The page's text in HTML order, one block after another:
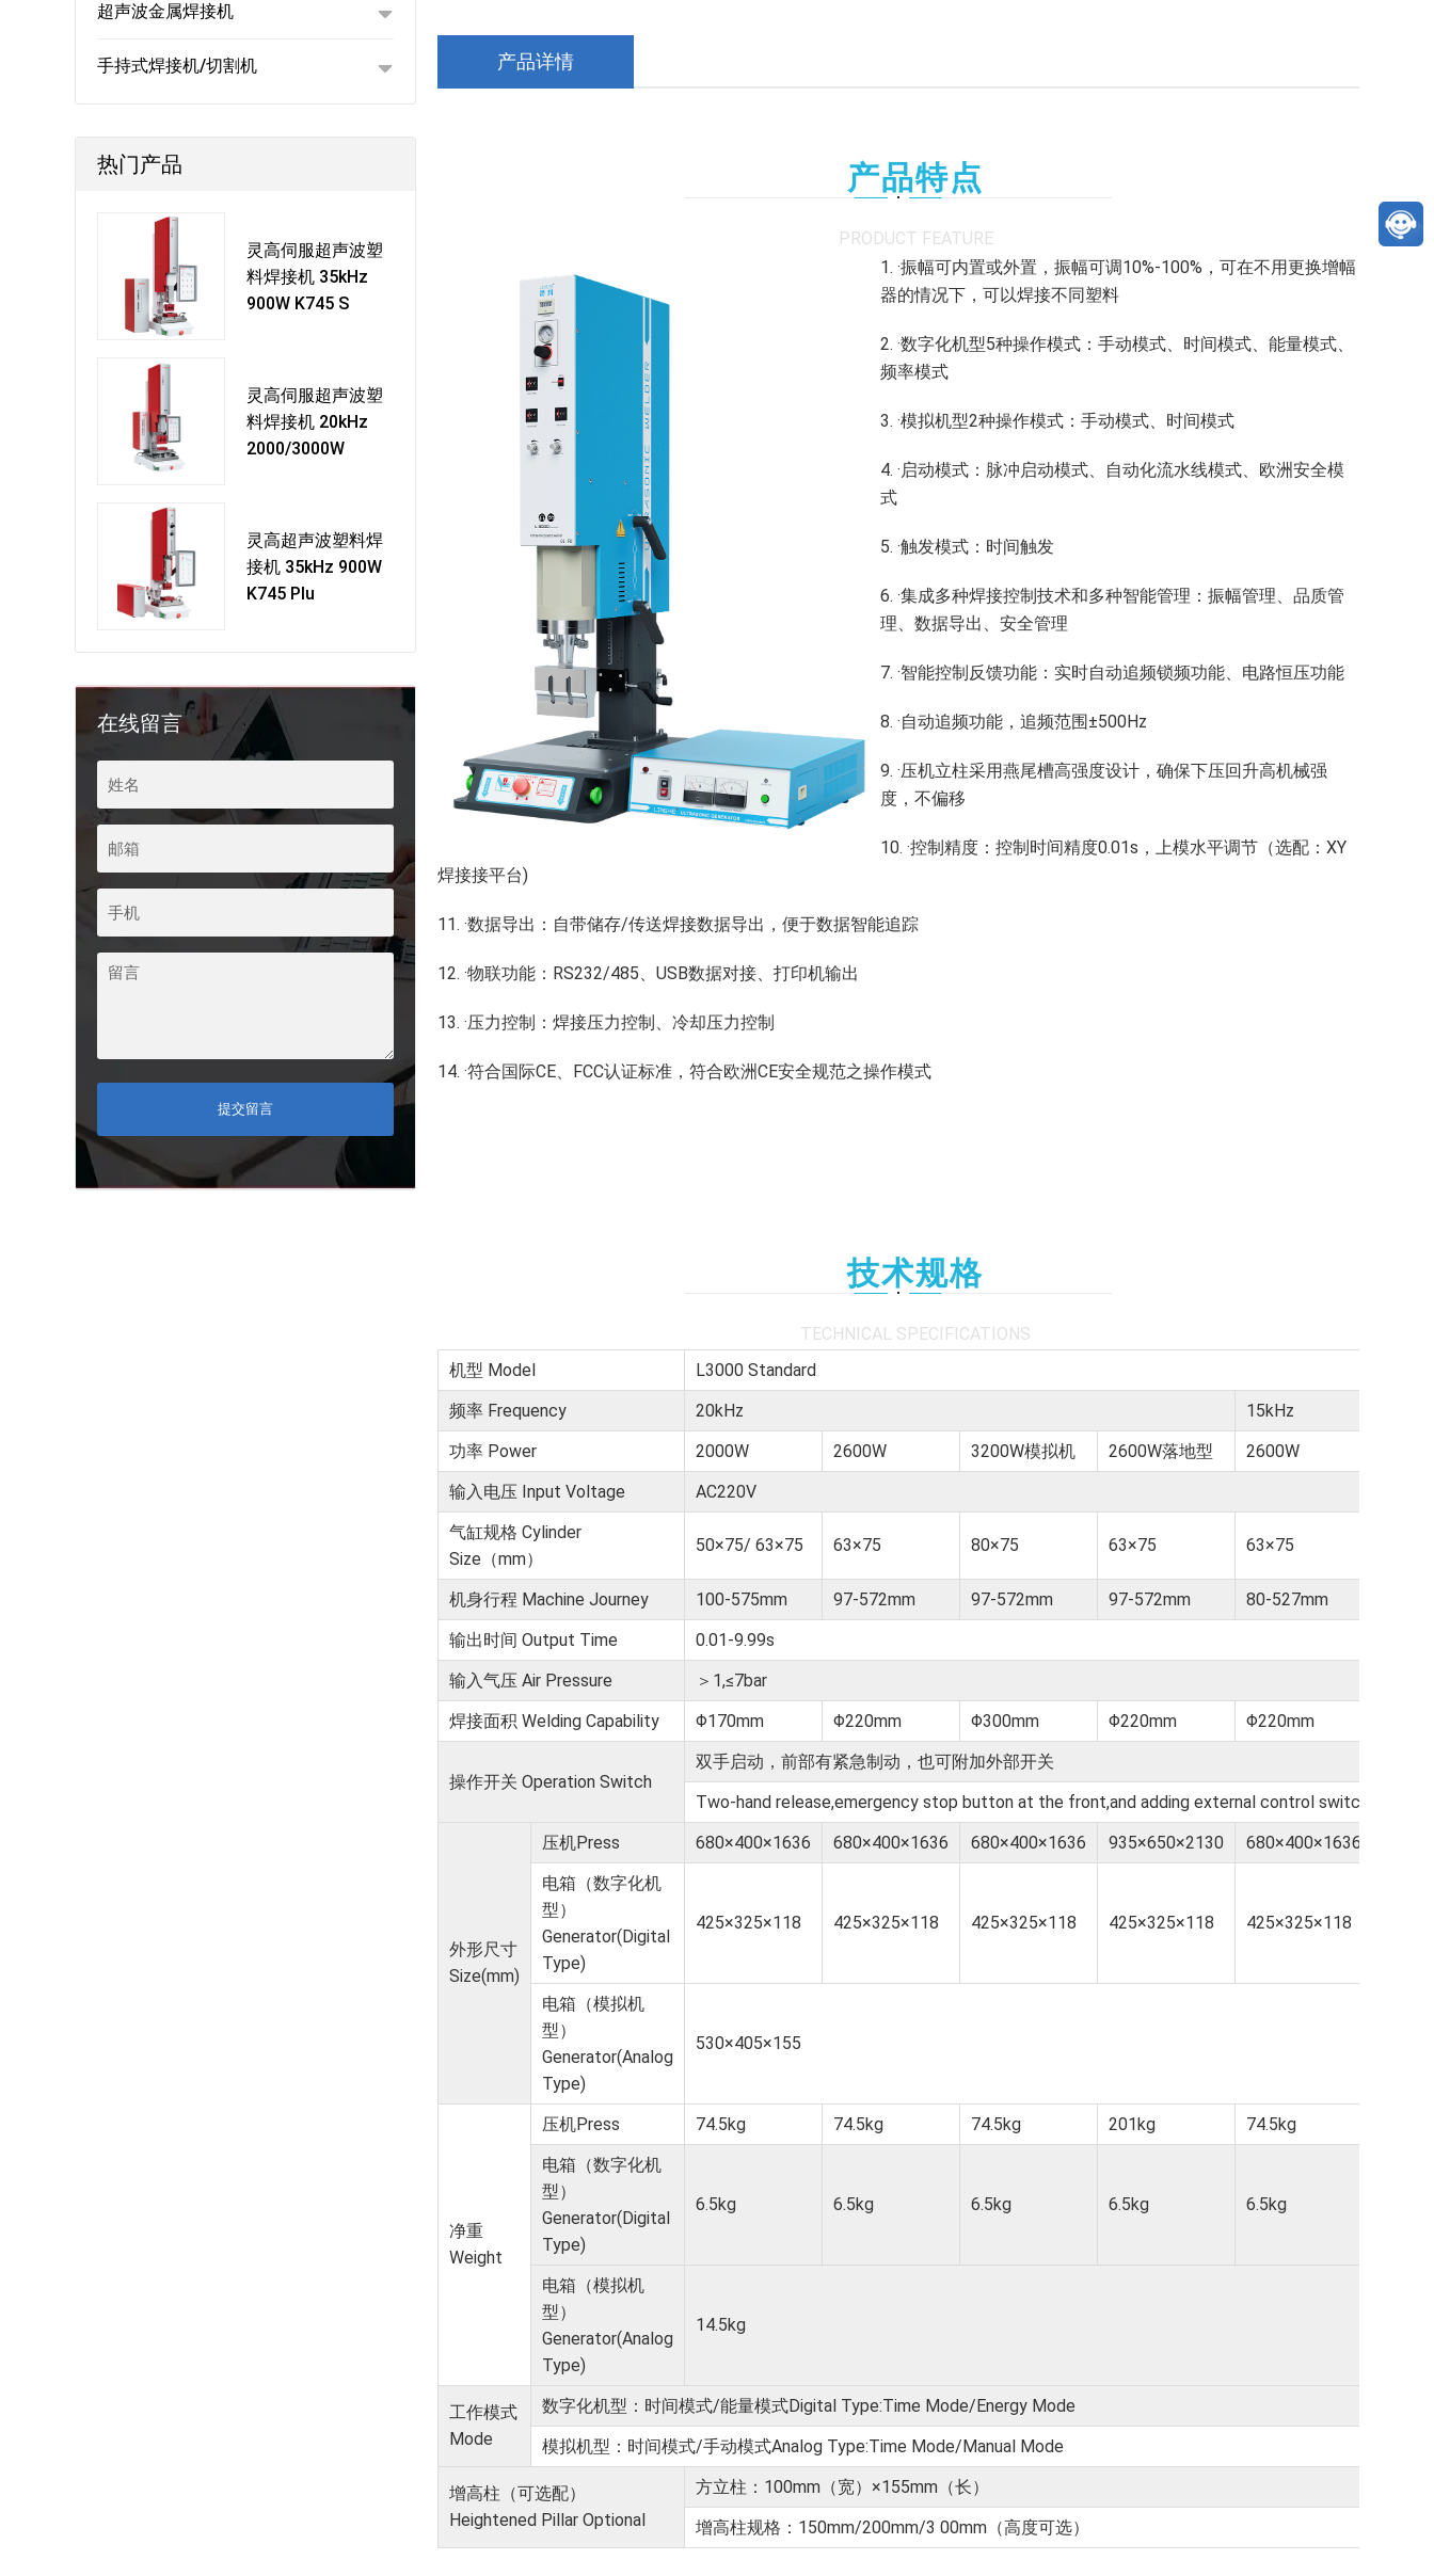
超声波金属焊接机
手持式焊接机/切割机
热门产品
灵高伺服超声波塑
料焊接机 35kHz
900W K745 S
灵高伺服超声波塑
料焊接机 20kHz
2000/3000W
灵高超声波塑料焊
接机 35kHz 900W
K745 Plu
在线留言
提交留言
产品详情
产品特点
PRODUCT FEATURE
1. ·振幅可内置或外置，振幅可调10%-100%，可在不用更换增幅
器的情况下，可以焊接不同塑料
2. ·数字化机型5种操作模式：手动模式、时间模式、能量模式、
频率模式
3. ·模拟机型2种操作模式：手动模式、时间模式
4. ·启动模式：脉冲启动模式、自动化流水线模式、欧洲安全模
式
5. ·触发模式：时间触发
6. ·集成多种焊接控制技术和多种智能管理：振幅管理、品质管
理、数据导出、安全管理
7. ·智能控制反馈功能：实时自动追频锁频功能、电路恒压功能
8. ·自动追频功能，追频范围±500Hz
9. ·压机立柱采用燕尾槽高强度设计，确保下压回升高机械强
度，不偏移
10. ·控制精度：控制时间精度0.01s，上模水平调节（选配：XY
焊接接平台)
11. ·数据导出：自带储存/传送焊接数据导出，便于数据智能追踪
12. ·物联功能：RS232/485、USB数据对接、打印机输出
13. ·压力控制：焊接压力控制、冷却压力控制
14. ·符合国际CE、FCC认证标准，符合欧洲CE安全规范之操作模式
技术规格
TECHNICAL SPECIFICATIONS
机型 Model
L3000 Standard
频率 Frequency
20kHz
15kHz
功率 Power
2000W 2600W 3200W模拟机 2600W落地型 2600W
输⼊电压 Input Voltage
AC220V
⽓缸规格 Cylinder
Size（mm）
50×75/ 63×75 63×75 80×75 63×75 63×75
机⾝⾏程 Machine Journey 100-575mm 97-572mm 97-572mm 97-572mm 80-527mm
输出时间 Output Time
0.01-9.99s
输⼊⽓压 Air Pressure
＞1,≤7bar
焊接⾯积 Welding Capability
Φ170mm Φ220mm Φ300mm Φ220mm Φ220mm
操作开关 Operation Switch
双⼿启动，前部有紧急制动，也可附加外部开关
Two-hand release,emergency stop button at the front,and adding external control switch
外形尺⼨
Size(mm)
压机Press 680×400×1636 680×400×1636 680×400×1636 935×650×2130 680×400×1636
电箱（数字化机
型）
Generator(Digital
Type)
425×325×118 425×325×118 425×325×118 425×325×118 425×325×118
电箱（模拟机
型）
Generator(Analog
Type)
530×405×155
净重
Weight
压机Press 74.5kg 74.5kg 74.5kg 201kg 74.5kg
电箱（数字化机
型）
Generator(Digital
Type)
6.5kg 6.5kg 6.5kg 6.5kg 6.5kg
电箱（模拟机
型）
Generator(Analog
Type)
14.5kg
⼯作模式
Mode
数字化机型：时间模式/能量模式Digital Type:Time Mode/Energy Mode
模拟机型：时间模式/⼿动模式Analog Type:Time Mode/Manual Mode
增⾼柱（可选配）
Heightened Pillar Optional
⽅⽴柱：100mm（宽）×155mm（⻓）
增⾼柱规格：150mm/200mm/3 00mm（⾼度可选）